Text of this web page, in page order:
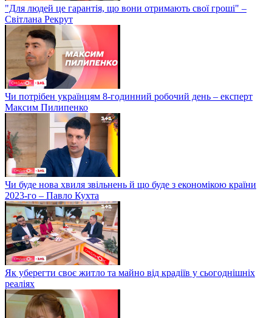
"Для людей це гарантія, що вони отримають свої гроші" –
Світлана Рекрут
Чи потрібен українцям 8-годинний робочий день – експерт
Максим Пилипенко
Чи буде нова хвиля звільнень й що буде з економікою країни
2023-го – Павло Кухта
Як уберегти своє житло та майно від крадіїв у сьогоднішніх
реаліях